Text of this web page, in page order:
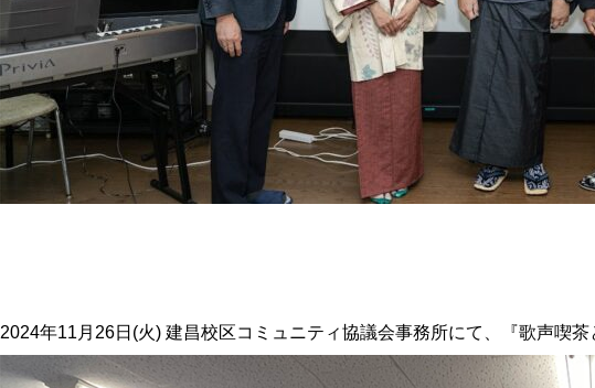
2024年11月26日(火) 建昌校区コミュニティ協議会事務所にて、『歌声喫茶